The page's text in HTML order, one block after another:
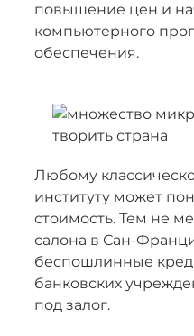
повышение цен и
компьютерного
обеспечения.
Любому
институту может
стоимость. Тем не
салона в Сан-
беспошлинные
банковских
под залог.